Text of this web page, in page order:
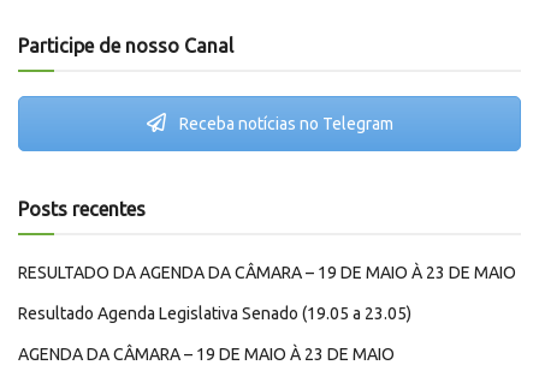
Participe de nosso Canal
Receba notícias no Telegram
Posts recentes
RESULTADO DA AGENDA DA CÂMARA – 19 DE MAIO À 23 DE MAIO
Resultado Agenda Legislativa Senado (19.05 a 23.05)
AGENDA DA CÂMARA – 19 DE MAIO À 23 DE MAIO